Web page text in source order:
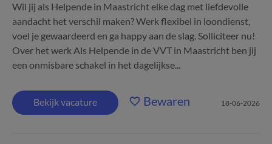
Wil jij als Helpende in Maastricht elke dag met liefdevolle
aandacht het verschil maken? Werk flexibel in loondienst,
voel je gewaardeerd en ga happy aan de slag. Solliciteer nu!
Over het werk Als Helpende in de VVT in Maastricht ben jij
een onmisbare schakel in het dagelijkse...
Bekijk vacature Bewaren 18-06-2026